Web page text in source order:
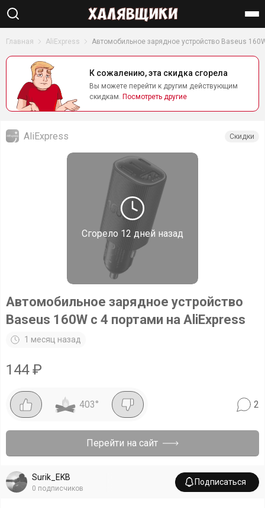
Найти
Главная AliExpress Автомобильное зарядное устройство Baseus
К сожалению, эта скидка сгорела
Вы можете перейти к другим действующим
скидкам. Посмотреть другие
Сгорело 12 дней назад
AliExpress Скидки
Автомобильное зарядное устройство
Baseus 160W с 4 портами на AliExpress
1 месяц назад
144₽
403° 2
Перейти на сайт
Surik_EKB
0 подписчиков
Подписаться